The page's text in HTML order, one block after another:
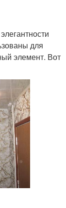
для
элемент. Вот